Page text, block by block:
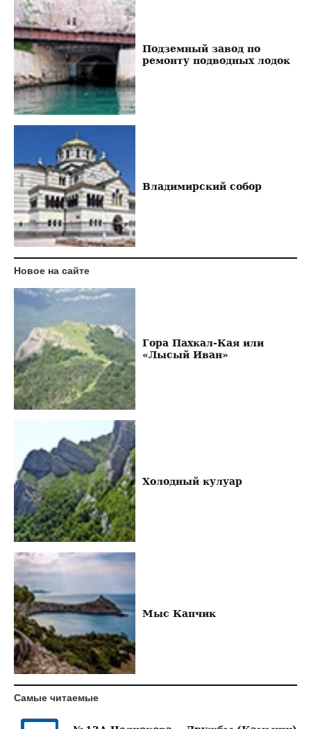
Подземный завод по
ремонту подводных лодок
Владимирский собор
Новое на сайте
Гора Пахкал-Кая или
«Лысый Иван»
Холодный кулуар
Мыс Капчик
Самые читаемые